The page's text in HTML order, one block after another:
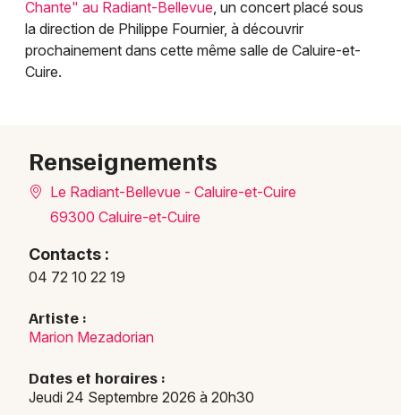
Chante" au Radiant-Bellevue, un concert placé sous
la direction de Philippe Fournier, à découvrir
prochainement dans cette même salle de Caluire-et-
Cuire.
Renseignements
Le Radiant-Bellevue - Caluire-et-Cuire
69300 Caluire-et-Cuire
Contacts :
04 72 10 22 19
Artiste :
Marion Mezadorian
Dates et horaires :
Jeudi 24 Septembre 2026 à 20h30